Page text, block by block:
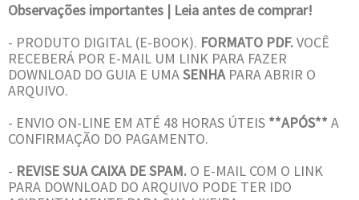
Observações importantes | Leia antes de comprar!
- PRODUTO DIGITAL (E-BOOK). FORMATO PDF.VOCÊ
RECEBERÁ POR E-MAIL UM LINK PARA FAZER
DOWNLOAD DO GUIA E UMASENHAPARA ABRIR O
ARQUIVO.
- ENVIO ON-LINE EM ATÉ 48 HORAS ÚTEIS **APÓS** A
CONFIRMAÇÃO DO PAGAMENTO.
- REVISE SUA CAIXA DE SPAM. O E-MAIL COM O LINK
PARA DOWNLOAD DO ARQUIVO PODE TER IDO